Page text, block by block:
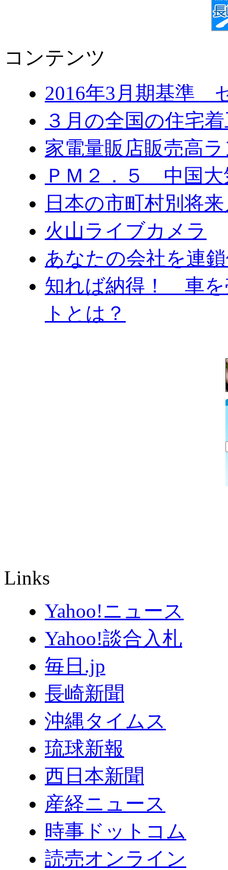
コンテンツ
2016年3月期基準
３月の全国の住宅
家電量販店販売高
ＰＭ２．５ 中国大
日本の市町村別将
火山ライブカメラ
あなたの会社を連
知れば納得！ 車を
トとは？
Links
Yahoo!ニュース
Yahoo!談合入札
毎日.jp
長崎新聞
沖縄タイムス
琉球新報
西日本新聞
産経ニュース
時事ドットコム
読売オンライン